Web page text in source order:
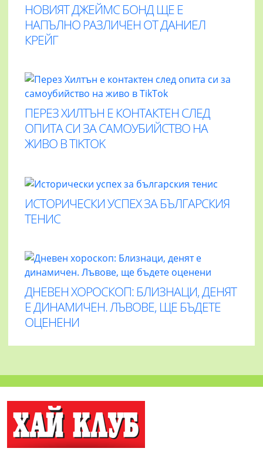
НОВИЯТ ДЖЕЙМС БОНД ЩЕ Е
НАПЪЛНО РАЗЛИЧЕН ОТ ДАНИЕЛ
КРЕЙГ
ПЕРЕЗ ХИЛТЪН Е КОНТАКТЕН СЛЕД
ОПИТА СИ ЗА САМОУБИЙСТВО НА
ЖИВО В TIKTOK
ИСТОРИЧЕСКИ УСПЕХ ЗА БЪЛГАРСКИЯ
ТЕНИС
ДНЕВЕН ХОРОСКОП: БЛИЗНАЦИ, ДЕНЯТ
Е ДИНАМИЧЕН. ЛЪВОВЕ, ЩЕ БЪДЕТЕ
ОЦЕНЕНИ